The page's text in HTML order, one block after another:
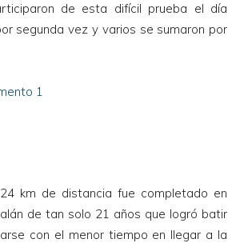
de esta difícil prueba el día
segunda vez y varios se sumaron por
km de distancia fue completado en
de tan solo 21 años que logró batir
con el menor tiempo en llegar a la